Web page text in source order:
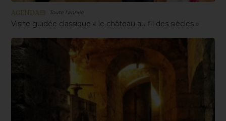
AGENDA Toute l'année
Visite guidée classique « le château au fil des siècles »